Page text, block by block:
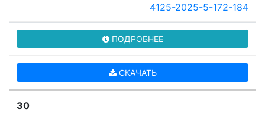
4125-2025-5-172-184
ПОДРОБНЕЕ
СКАЧАТЬ
30